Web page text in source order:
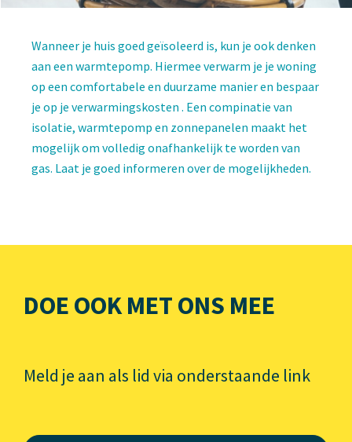
Wanneer je huis goed geïsoleerd is, kun je ook denken
aan een warmtepomp. Hiermee verwarm je je woning
op een comfortabele en duurzame manier en bespaar
je op je verwarmingskosten . Een compinatie van
isolatie, warmtepomp en zonnepanelen maakt het
mogelijk om volledig onafhankelijk te worden van
gas. Laat je goed informeren over de mogelijkheden.
DOE OOK MET ONS MEE
Meld je aan als lid via onderstaande link